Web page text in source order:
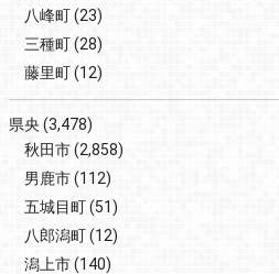
八峰町(23)
三種町(28)
藤里町(12)
県央(3,478)
秋田市(2,858)
男鹿市(112)
五城目町(51)
八郎潟町(12)
潟上市(140)